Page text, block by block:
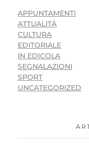
APPUNTAMENTI
ATTUALITÀ
CULTURA
EDITORIALE
IN EDICOLA
SEGNALAZIONI
SPORT
UNCATEGORIZED